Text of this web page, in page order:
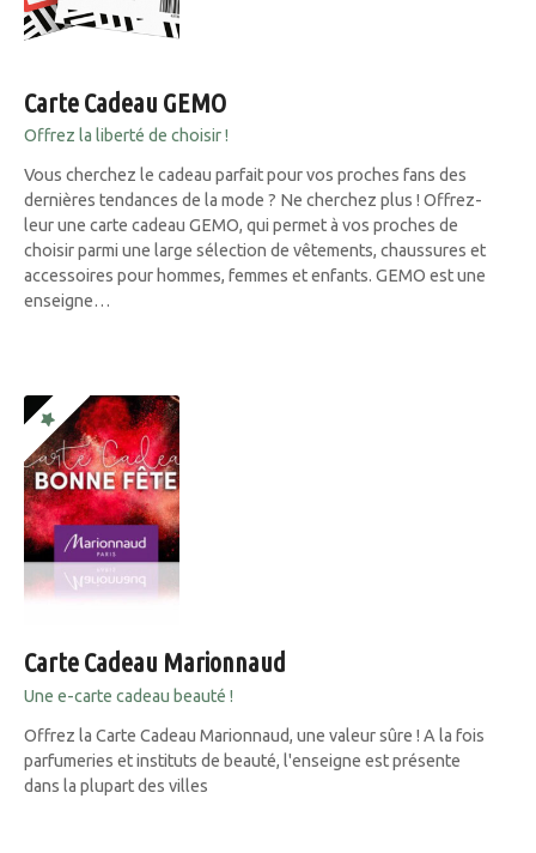
Carte Cadeau GEMO
Offrez la liberté de choisir !
Vous cherchez le cadeau parfait pour vos proches fans des
dernières tendances de la mode ? Ne cherchez plus ! Offrez-
leur une carte cadeau GEMO, qui permet à vos proches de
choisir parmi une large sélection de vêtements, chaussures et
accessoires pour hommes, femmes et enfants. GEMO est une
enseigne…
Carte Cadeau Marionnaud
Une e-carte cadeau beauté !
Offrez la Carte Cadeau Marionnaud, une valeur sûre ! A la fois
parfumeries et instituts de beauté, l'enseigne est présente
dans la plupart des villes